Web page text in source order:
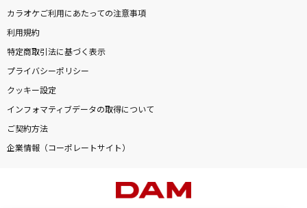
カラオケご利用にあたっての注意事項
利用規約
特定商取引法に基づく表示
プライバシーポリシー
クッキー設定
インフォマティブデータの取得について
ご契約方法
企業情報（コーポレートサイト）